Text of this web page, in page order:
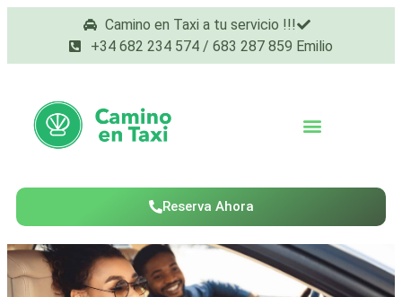
Camino en Taxi a tu servicio !!!
+34 682 234 574 / 683 287 859 Emilio
Reserva Ahora